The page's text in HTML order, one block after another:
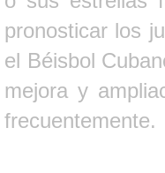
pronosticar los
el Béisbol
mejora y
frecuentemente.